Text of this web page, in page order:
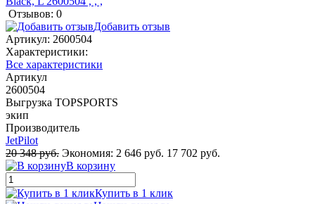
Отзывов: 0
Добавить отзыв
Артикул: 2600504
Характеристики:
Все характеристики
Артикул
2600504
Выгрузка TOPSPORTS
экип
Производитель
JetPilot
20 348 руб. Экономия: 2 646 руб. 17 702 руб.
В корзину
Купить в 1 клик